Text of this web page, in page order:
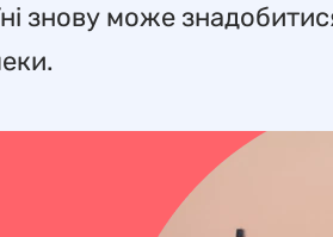
знову може